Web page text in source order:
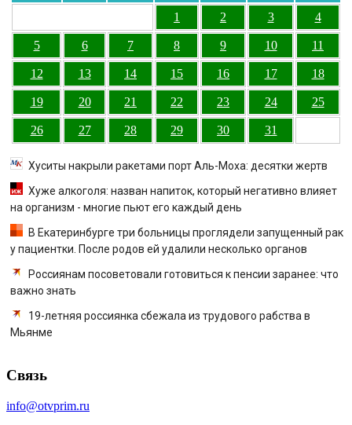
1
2 3 4
5 6 7 8 9 10 11
12 13 14 15 16 17 18
19 20 21 22 23 24 25
26 27 28 29 30 31
Хуситы накрыли ракетами порт Аль-Моха: десятки жертв
Хуже алкоголя: назван напиток, который негативно влияет
на организм - многие пьют его каждый день
В Екатеринбурге три больницы проглядели запущенный рак
у пациентки. После родов ей удалили несколько органов
Россиянам посоветовали готовиться к пенсии заранее: что
важно знать
19-летняя россиянка сбежала из трудового рабства в
Мьянме
Связь
info@otvprim.ru